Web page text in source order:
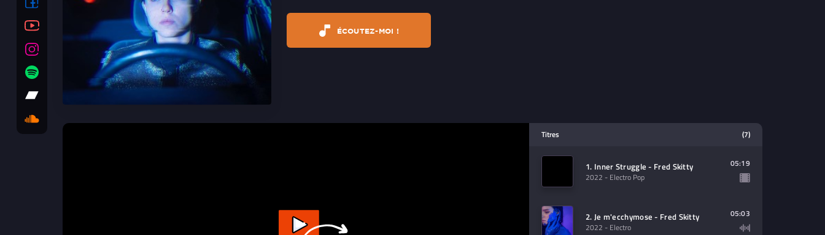
ÉCOUTEZ-MOI !
Titres (7)
1. Inner Struggle - Fred Skitty
2022 - Electro Pop
05:19
2. Je m'ecchymose - Fred Skitty
2022 - Electro
05:03